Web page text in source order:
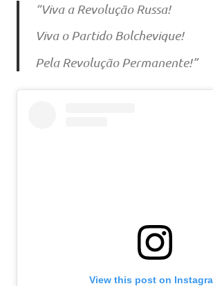
“Viva a Revolução Russa!
Viva o Partido Bolchevique!
Pela Revolução Permanente!”
View this post on